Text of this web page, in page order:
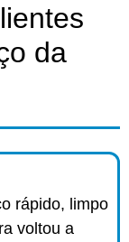
da
rápido, limpo
voltou a